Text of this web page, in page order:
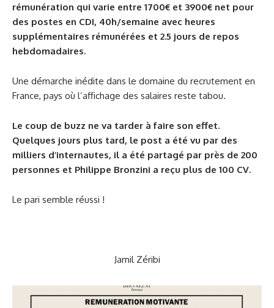
rémunération qui varie entre 1700€ et 3900€ net pour
des postes en CDI, 40h/semaine avec heures
supplémentaires rémunérées et 2.5 jours de repos
hebdomadaires.
Une démarche inédite dans le domaine du recrutement en
France, pays où l’affichage des salaires reste tabou.
Le coup de buzz ne va tarder à faire son effet.
Quelques jours plus tard, le post a été vu par des
milliers d’internautes, il a été partagé par près de 200
personnes et Philippe Bronzini a reçu plus de 100 CV.
Le pari semble réussi !
Jamil Zéribi